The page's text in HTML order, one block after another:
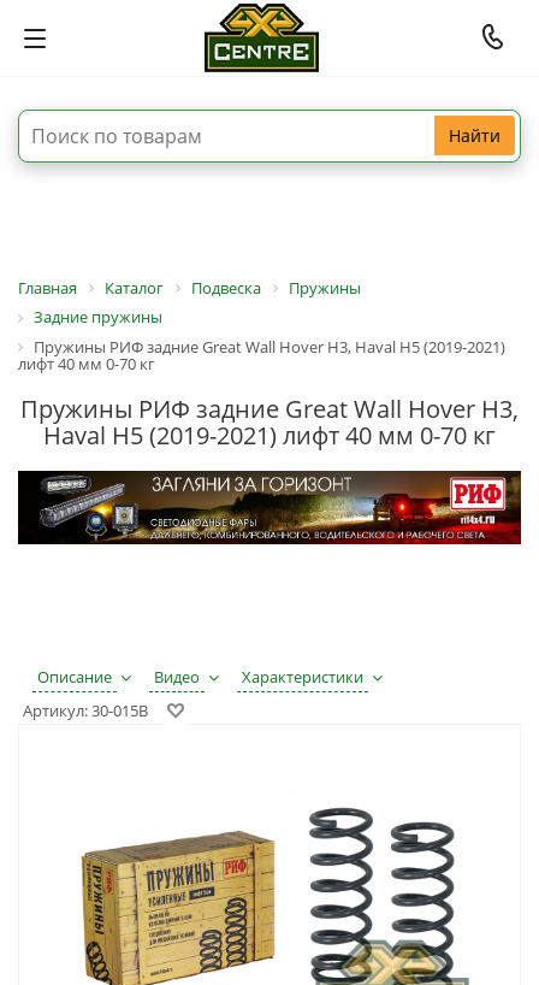
Найти
Главная Каталог Подвеска
Пружины
Задние пружины
Пружины РИФ задние Great Wall Hover H3, Haval H5 (2019-2021)
лифт 40 мм 0-70 кг
Пружины РИФ задние Great Wall Hover H3,
Haval H5 (2019-2021) лифт 40 мм 0-70 кг
Описание Видео
Характеристики
Артикул:30-015B